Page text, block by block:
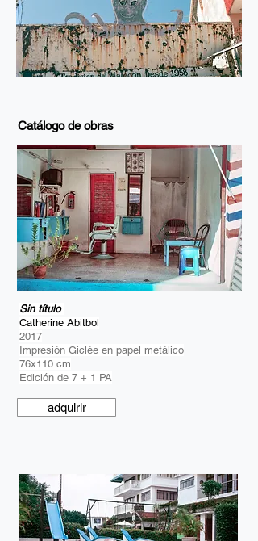
Catálogo de obras
Sin título
Catherine Abitbol
2017
Impresión Giclée en papel metálico
76x110 cm
Edición de 7 + 1 PA
adquirir